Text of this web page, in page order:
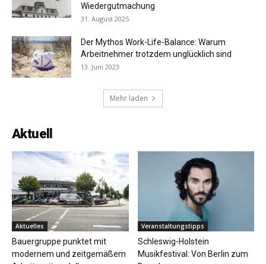
Wiedergutmachung
31. August 2025
Der Mythos Work-Life-Balance: Warum
Arbeitnehmer trotzdem unglücklich sind
13. Juni 2023
Mehr laden
Aktuell
Aktuelles
Bauergruppe punktet mit
modernem und zeitgemäßem
Veranstaltungstipps
Schleswig-Holstein
Musikfestival: Von Berlin zum